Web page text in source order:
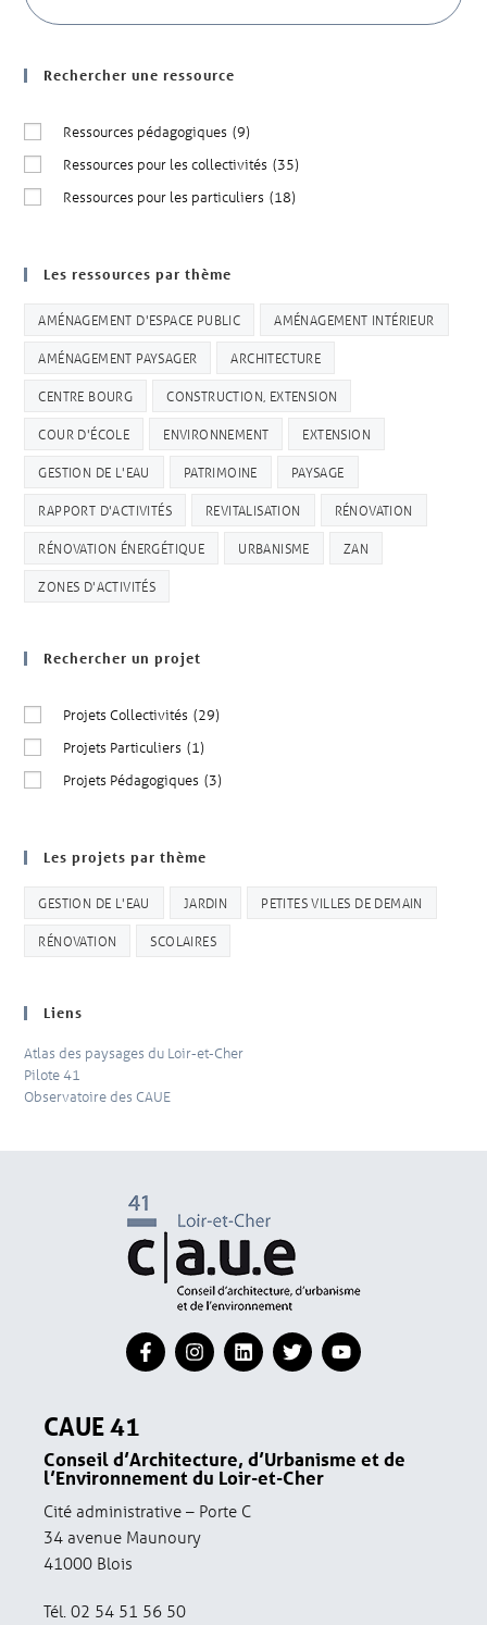
Rechercher une ressource
Ressources pédagogiques (9)
Ressources pour les collectivités (35)
Ressources pour les particuliers (18)
Les ressources par thème
AMÉNAGEMENT D'ESPACE PUBLIC AMÉNAGEMENT INTÉRIEUR
AMÉNAGEMENT PAYSAGER ARCHITECTURE
CENTRE BOURG CONSTRUCTION, EXTENSION
COUR D'ÉCOLE ENVIRONNEMENT EXTENSION
GESTION DE L'EAU PATRIMOINE PAYSAGE
RAPPORT D'ACTIVITÉS REVITALISATION RÉNOVATION
RÉNOVATION ÉNERGÉTIQUE URBANISME ZAN
ZONES D'ACTIVITÉS
Rechercher un projet
Projets Collectivités (29)
Projets Particuliers (1)
Projets Pédagogiques (3)
Les projets par thème
GESTION DE L'EAU JARDIN PETITES VILLES DE DEMAIN
RÉNOVATION SCOLAIRES
Liens
Atlas des paysages du Loir-et-Cher
Pilote 41
Observatoire des CAUE
CAUE 41
Conseil d’Architecture, d’Urbanisme et de
l’Environnement du Loir-et-Cher
Cité administrative – Porte C
34 avenue Maunoury
41000 Blois
Tél. 02 54 51 56 50